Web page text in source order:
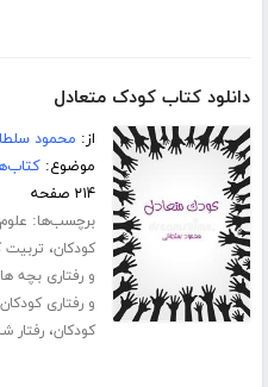
دانلود کتاب کودک متعادل
از: محمود
موضوع:
۲۱۴ صفحه
برچسب‌ها:
کودکان،
و رفتاری بچه ها
و رفتاری کودکان
کودکان،رفتار